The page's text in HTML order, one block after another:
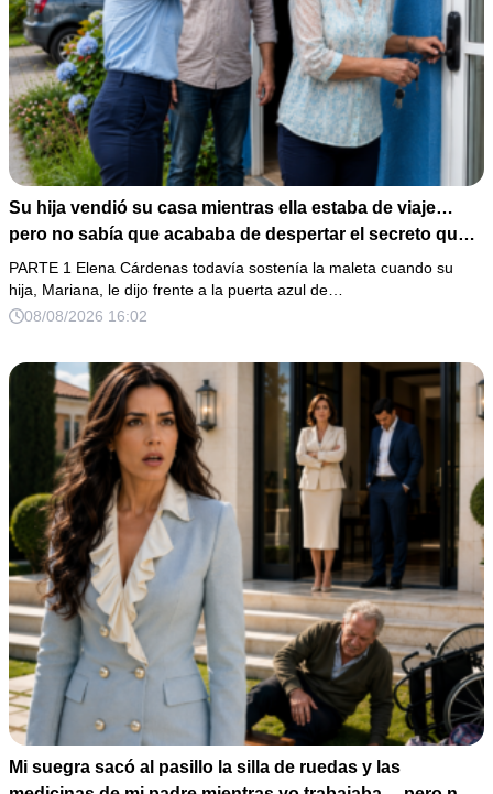
Su hija vendió su casa mientras ella estaba de viaje…
pero no sabía que acababa de despertar el secreto que
su padre dejó antes de morir
PARTE 1 Elena Cárdenas todavía sostenía la maleta cuando su
hija, Mariana, le dijo frente a la puerta azul de…
08/08/2026 16:02
Mi suegra sacó al pasillo la silla de ruedas y las